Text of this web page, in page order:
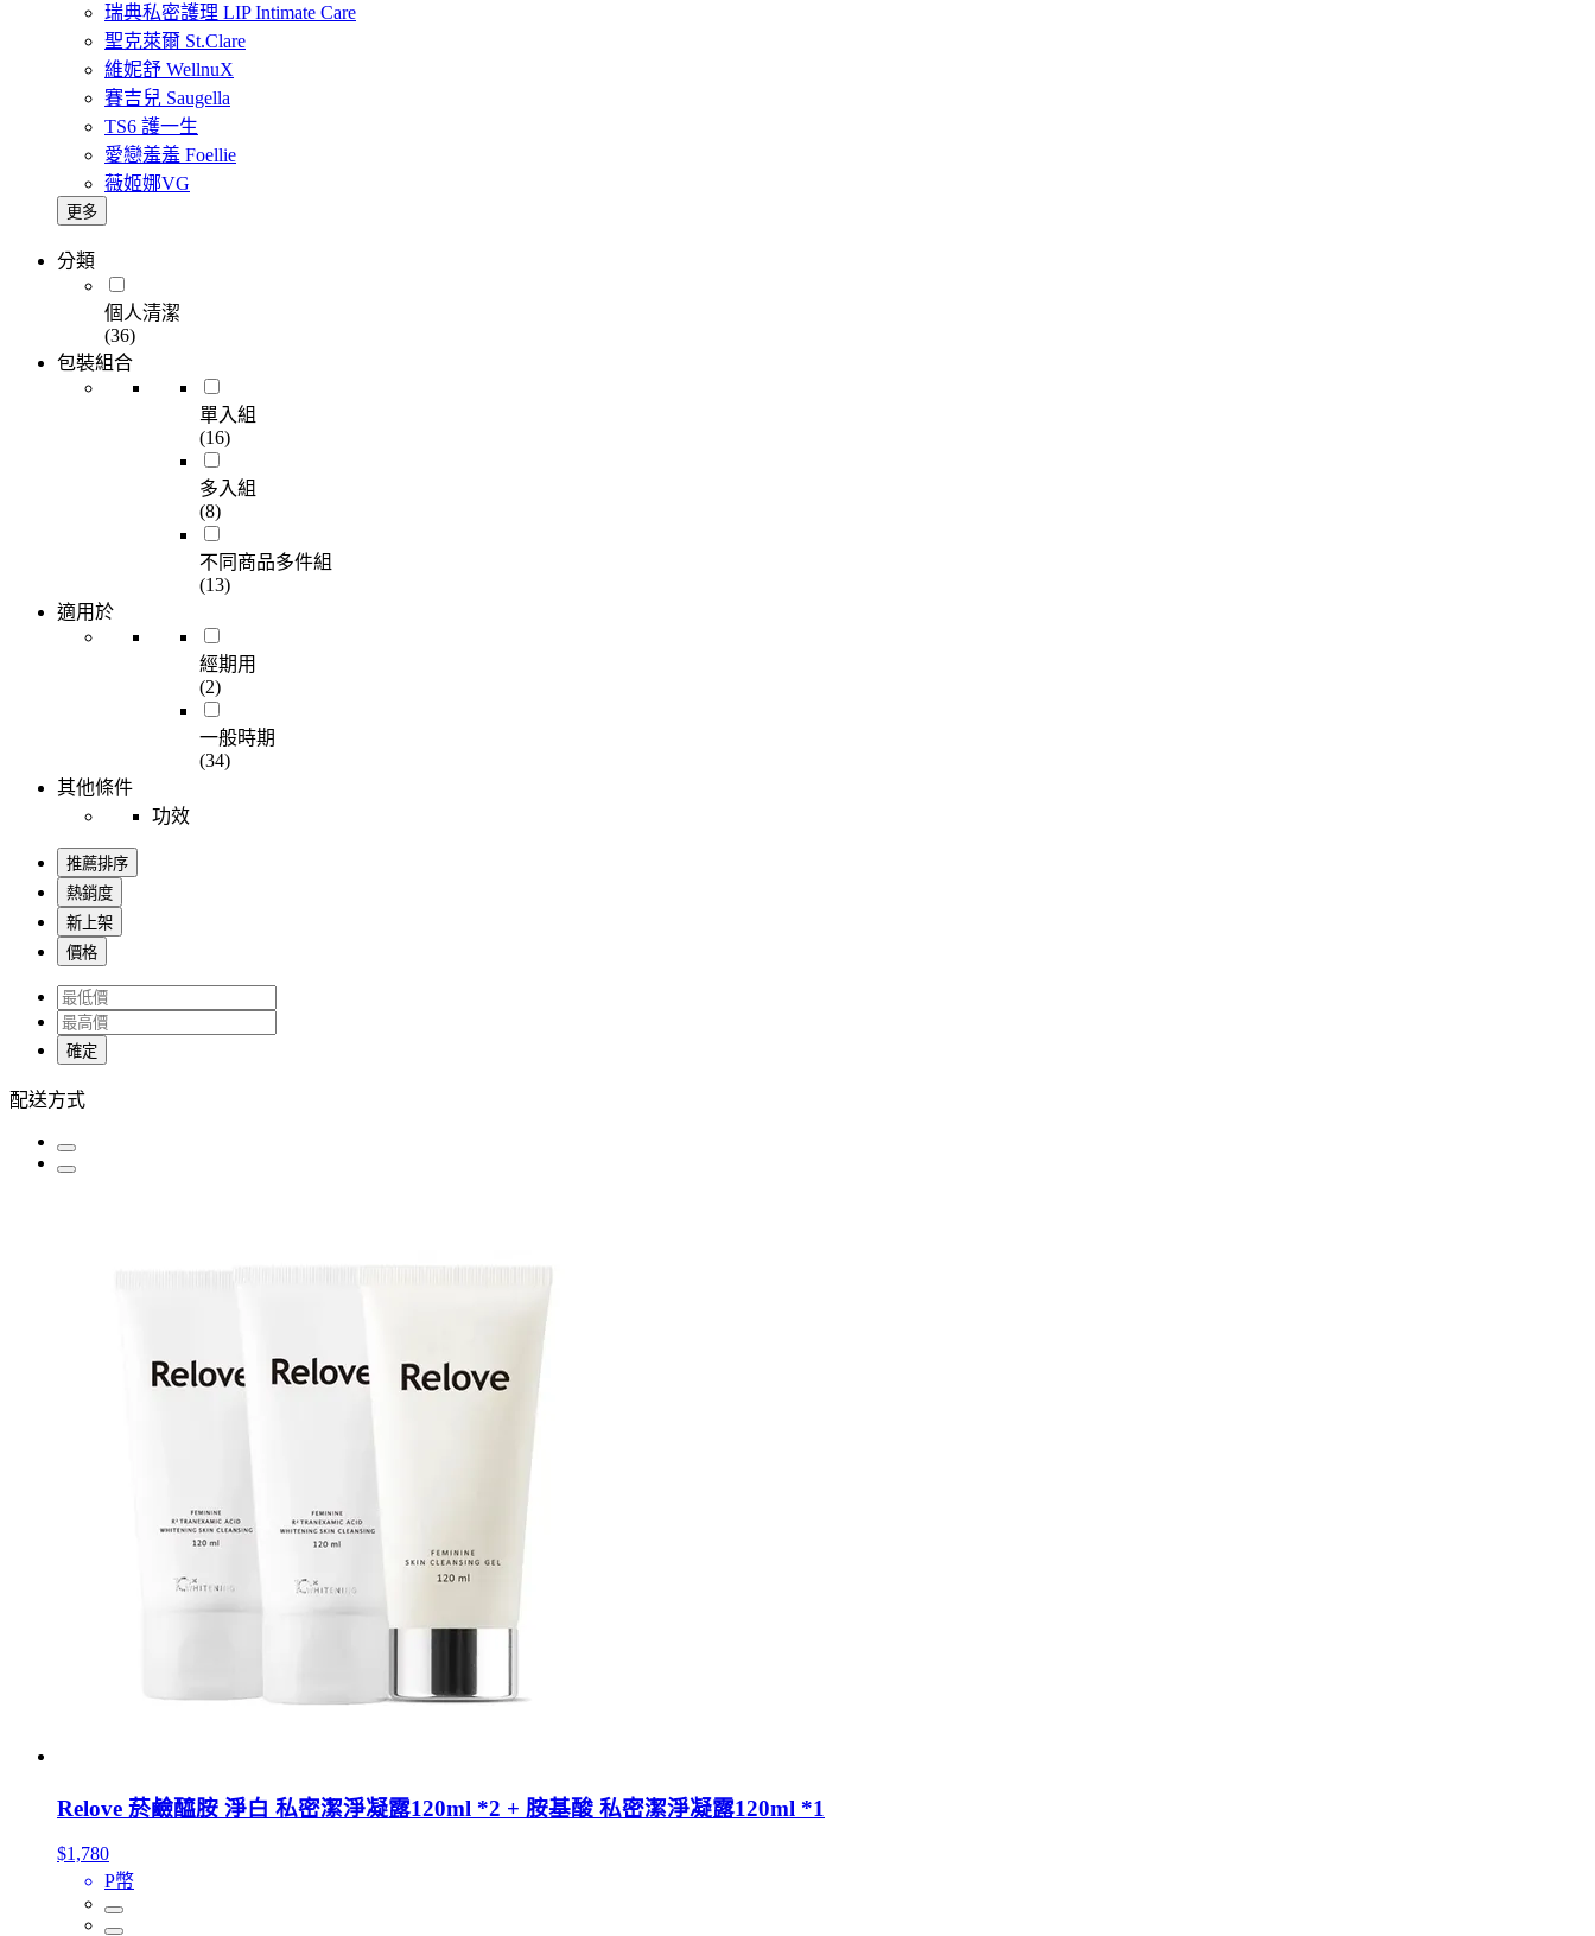
瑞典私密護理 LIP Intimate Care
聖克萊爾 St.Clare
維妮舒 WellnuX
賽吉兒 Saugella
TS6 護一生
愛戀羞羞 Foellie
薇姬娜VG
更多
分類
個人清潔
(36)
包裝組合
單入組
(16)
多入組
(8)
不同商品多件組
(13)
適用於
經期用
(2)
一般時期
(34)
其他條件
功效
推薦排序
熱銷度
新上架
價格
確定
配送方式
Relove 菸鹼醯胺 淨白 私密潔淨凝露120ml *2 + 胺基酸 私密潔淨凝露120ml *1
$1,780
P幣